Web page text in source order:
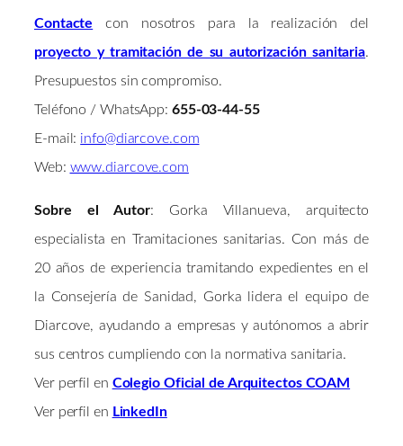
Contacte con nosotros para la realización del
proyecto y tramitación de su autorización sanitaria.
Presupuestos sin compromiso.
Teléfono / WhatsApp: 655-03-44-55
E-mail: info@diarcove.com
Web: www.diarcove.com
Sobre el Autor: Gorka Villanueva, arquitecto
especialista en Tramitaciones sanitarias. Con más de
20 años de experiencia tramitando expedientes en el
la Consejería de Sanidad, Gorka lidera el equipo de
Diarcove, ayudando a empresas y autónomos a abrir
sus centros cumpliendo con la normativa sanitaria.
Ver perfil en Colegio Oficial de Arquitectos COAM
Ver perfil en LinkedIn